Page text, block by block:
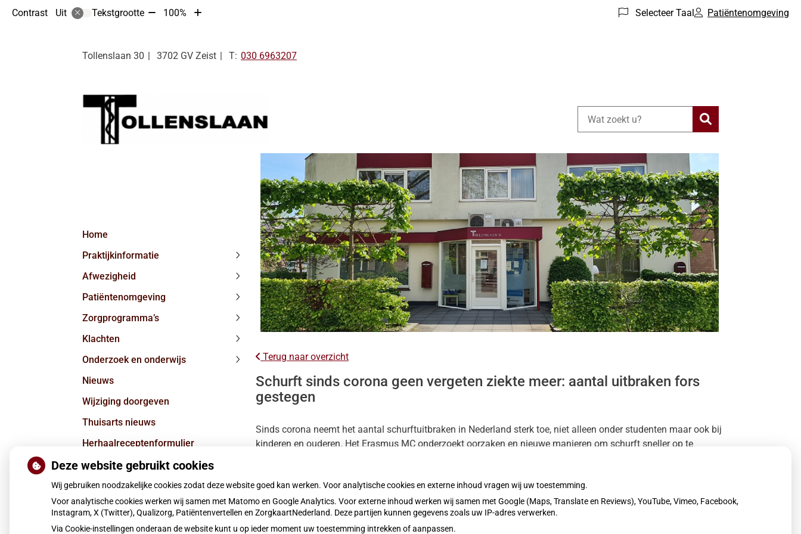
Contrast Uit Tekstgrootte Tekst
10%
100%
Tekst
10%
Selecteer Taal Patiëntenomgeving
Tollenslaan 30 3702 GV Zeist Tel:
030 6963207
Zoeken
Home
Praktijkinformatie
Praktijkinformatie
submenu
Afwezigheid
Afwezigheid
submenu
Patiëntenomgeving
Patiëntenomgeving
submenu
Zorgprogramma’s
Zorgprogramma’s
submenu
Klachten
submenu
Onderzoek en onderwijs
onderwijs
submenu
Nieuws
Wijziging doorgeven
Thuisarts nieuws
Herhaalreceptenformulier
Nieuws
Vragen/Contact
Terug naar overzicht
Schurft sinds corona geen vergeten ziekte meer: aantal uitbraken fors
gestegen
Sinds corona neemt het aantal schurftuitbraken in Nederland sterk toe, niet alleen onder studenten maar ook bij
kinderen en ouderen. Het Erasmus MC onderzoekt oorzaken en nieuwe manieren om schurft sneller op te
Lees het hele artikel op:
Nationale zorggids
Publicatiedatum: 30-01-2026
Deze website gebruikt cookies
Wij gebruiken noodzakelijke cookies zodat deze website goed kan werken. Voor analytische cookies en externe inhoud vragen wij uw toestemming.
Voor analytische cookies werken wij samen met Matomo en Google Analytics. Voor externe inhoud werken wij samen met Google (Maps, Translate en Reviews), YouTube, Vimeo, Facebook,
Instagram, X (Twitter), Qualizorg, Patiëntenvertellen en ZorgkaartNederland. Deze partijen kunnen gegevens zoals uw IP-adres verwerken.
Via Cookie-instellingen onderaan de website kunt u op ieder moment uw toestemming intrekken of aanpassen.